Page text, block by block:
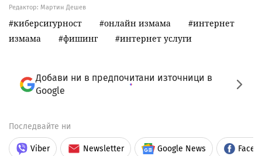
Редактор: Мартин Дешев
киберсигурност онлайн измама
интернет
измама
фишинг интернет услуги
Добави ни в предпочитани източници в
Google
Последвайте ни
Viber Newsletter Google News